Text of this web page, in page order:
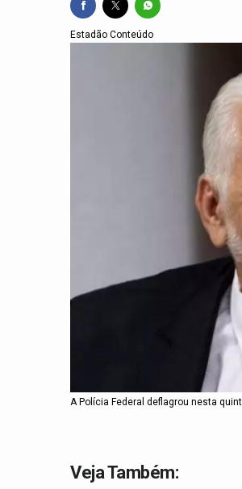
Estadão Conteúdo
A Polícia Federal deflagrou nesta
Veja Também: